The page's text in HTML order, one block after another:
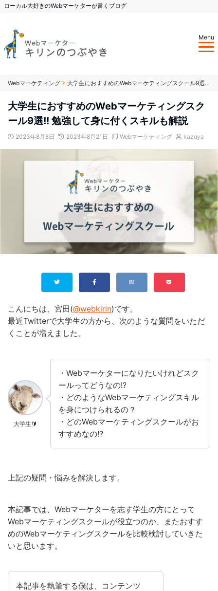
ローカル大好きのWebマーケターが書くブログ
Menu
Webマーケティング 大学生におすすめのWebマーケティングスクール9選!! 勉強して身に付くスキルも解説
大学生におすすめのWebマーケティングスク
ール9選!! 勉強して身に付くスキルも解説
2023年8月8日 2023年8月21日 Webマーケティング kazuya
こんにちは、宮田(@webkirin)です。
最近Twitterで大学生の方から、次のような質問をいただ
くことが増えました。
大学生🔰
・Webマーケターになりたいけれどスク
ールってどうなの!?
・どのようなWebマーケティングスキル
を身につけられるの？
・どのWebマーケティングスクールがお
すすめなの!?
上記の疑問・悩みを解決します。
本記事では、Webマーケターを志す学生の方にとって
Webマーケティングスクールが役立つのか、またおすす
めのWebマーケティングスクールを比較検討していきた
いと思います。
本記事を執筆する僕は、コンテンツ